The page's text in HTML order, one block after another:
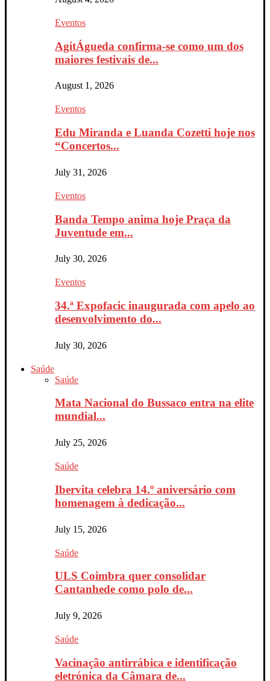
Eventos
AgitÁgueda confirma-se como um dos
maiores festivais de...
August 1, 2026
Eventos
Edu Miranda e Luanda Cozetti hoje nos
“Concertos...
July 31, 2026
Eventos
Banda Tempo anima hoje Praça da
Juventude em...
July 30, 2026
Eventos
34.ª Expofacic inaugurada com apelo ao
desenvolvimento do...
July 30, 2026
Saúde
Saúde
Mata Nacional do Bussaco entra na elite
mundial...
July 25, 2026
Saúde
Ibervita celebra 14.º aniversário com
homenagem à dedicação...
July 15, 2026
Saúde
ULS Coimbra quer consolidar
Cantanhede como polo de...
July 9, 2026
Saúde
Vacinação antirrábica e identificação
eletrónica da Câmara de...